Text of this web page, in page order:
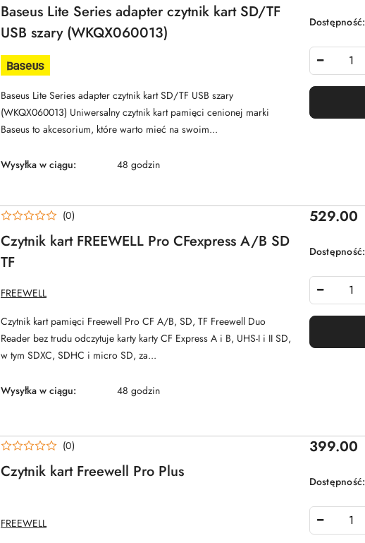
Baseus Lite Series adapter czytnik kart SD/TF
USB szary (WKQX060013)
NAZWA
PRODUCENTA:
BASEUS
Baseus Lite Series adapter czytnik kart SD/TF USB szary
(WKQX060013) Uniwersalny czytnik kart pamięci cenionej marki
Baseus to akcesorium, które warto mieć na swoim...
Wysyłka w ciągu: 48 godzin
Dostępność:
Czytnik kart FREEWELL Pro CFexpress A/B SD
TF
(0)
NAZWA
PRODUCENTA:
FREEWELL
Czytnik kart pamięci Freewell Pro CF A/B, SD, TF Freewell Duo
Reader bez trudu odczytuje karty karty CF Express A i B, UHS-I i II SD,
w tym SDXC, SDHC i micro SD, za...
Wysyłka w ciągu: 48 godzin
Cena:
529.00
Dostępność:
Czytnik kart Freewell Pro Plus
(0)
NAZWA
PRODUCENTA:
FREEWELL
Cena:
399.00
Dostępność: